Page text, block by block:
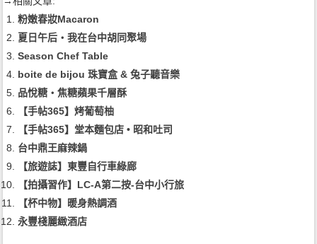
粉嫩春妝Macaron
夏日午后‧我在台中胡同聚場
Season Chef Table
boite de bijou 珠寶盒 & 兔子聽音樂
品悅糖‧焦糖蘋果千層酥
【手帖365】烤葡萄柚
【手帖365】堂本麵包店 • 昭和吐司
台中鼎王麻辣鍋
【旅遊誌】東豐自行車綠廊
【拍攝習作】LC-A第二按-台中小行旅
【杯中物】暖身熱調酒
永豐棧麗緻酒店